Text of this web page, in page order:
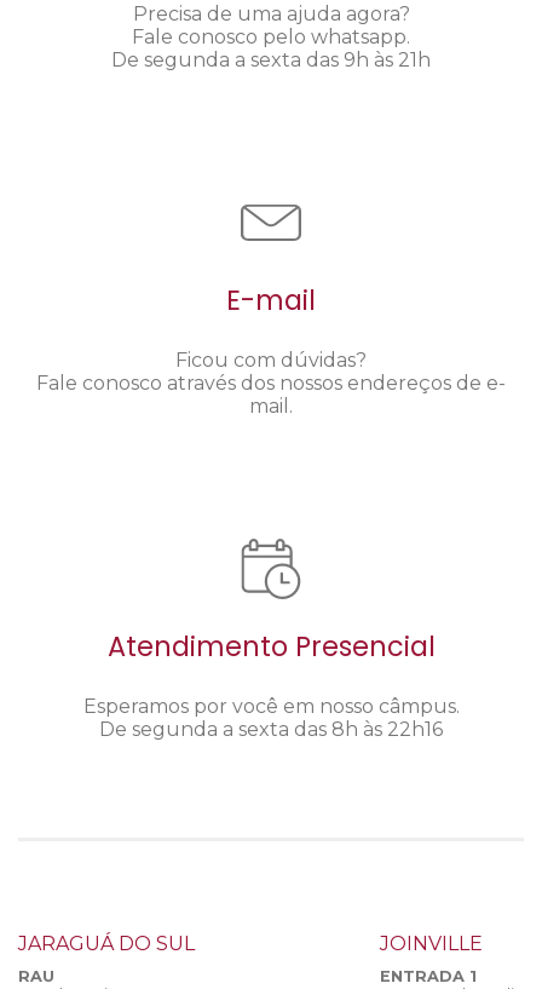
Precisa de uma ajuda agora?
Fale conosco pelo whatsapp.
De segunda a sexta das 9h às 21h
E-mail
Ficou com dúvidas?
Fale conosco através dos nossos endereços de e-
mail.
Atendimento Presencial
Esperamos por você em nosso câmpus.
De segunda a sexta das 8h às 22h16
JARAGUÁ DO SUL
RAU
JOINVILLE
ENTRADA 1